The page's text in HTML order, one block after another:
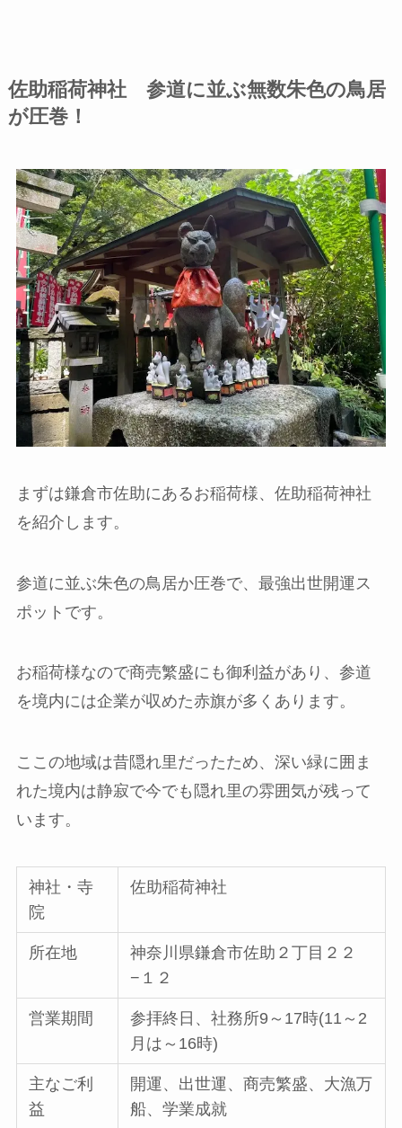
佐助稲荷神社 参道に並ぶ無数朱色の鳥居
が圧巻！
まずは鎌倉市佐助にあるお稲荷様、佐助稲荷神社
を紹介します。
参道に並ぶ朱色の鳥居か圧巻で、最強出世開運ス
ポットです。
お稲荷様なので商売繁盛にも御利益があり、参道
を境内には企業が収めた赤旗が多くあります。
ここの地域は昔隠れ里だったため、深い緑に囲ま
れた境内は静寂で今でも隠れ里の雰囲気が残って
います。
神社・寺
院
佐助稲荷神社
所在地
神奈川県鎌倉市佐助２丁目２２
−１２
営業期間
参拝終日、社務所9～17時(11～2
月は～16時)
主なご利
益
開運、出世運、商売繁盛、大漁万
船、学業成就